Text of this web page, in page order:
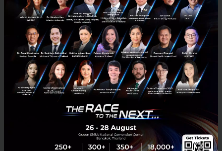
รายงานแนวโน้มเศรษฐกิจโลกฉบับล่าสุด (World Economic Outlook) ได้
ปรับลดการคาดการณ์การเติบโตทางเศรษฐกิจของ 5 ประเทศแถบเอเชีย
ตะวันออกเฉียงใต้ ว่าจะขยายตัวเฉลี่ย 4.3% ลดลง 0.6% จากการคา...
กันยายน 27, 2021| By Techsauce Team
PR News covid19 ddproperty accommodation